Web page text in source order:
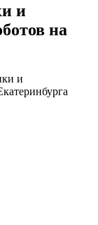
и
на
и